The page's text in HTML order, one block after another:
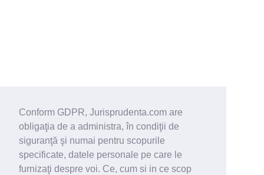
Conform GDPR, Jurisprudenta.com are
obligaţia de a administra, în condiţii de
siguranţă şi numai pentru scopurile
specificate, datele personale pe care le
furnizaţi despre voi. Ce, cum si in ce scop